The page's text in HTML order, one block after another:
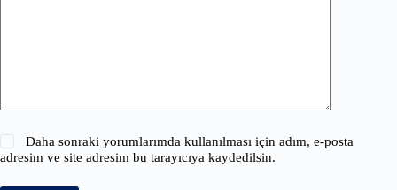
Daha sonraki yorumlarımda kullanılması için adım, e-posta
adresim ve site adresim bu tarayıcıya kaydedilsin.